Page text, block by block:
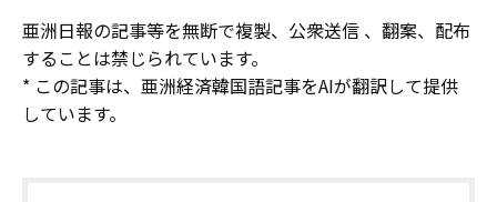
亜洲日報の記事等を無断で複製、公衆送信 、翻案、配布
することは禁じられています。
* この記事は、亜洲経済韓国語記事をAIが翻訳して提供
しています。